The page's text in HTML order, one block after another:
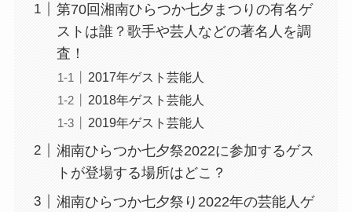
第70回湘南ひらつか七夕まつりの有名ゲ
ストは誰？歌手や芸人などの著名人を調
査！
2017年ゲスト芸能人
2018年ゲスト芸能人
2019年ゲスト芸能人
湘南ひらつか七夕祭2022に参加するゲス
トが登場する場所はどこ？
湘南ひらつか七夕祭り2022年の芸能人ゲ